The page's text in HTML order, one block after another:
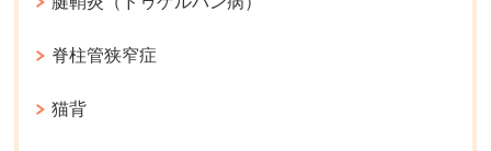
脊柱管狭窄症
猫背